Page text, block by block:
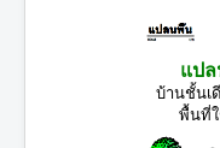
แป
บ้านชั้นเ
พื้นที่ใ